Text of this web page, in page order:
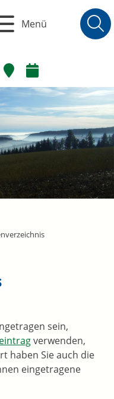
Menü
sein,
verwenden,
haben Sie auch die
eingetragene